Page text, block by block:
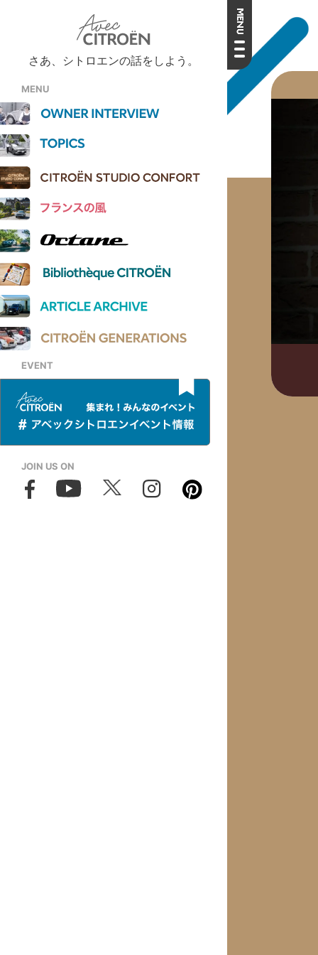
さあ、シトロエンの話をしよう。
MENU
EVENT
JOIN US ON